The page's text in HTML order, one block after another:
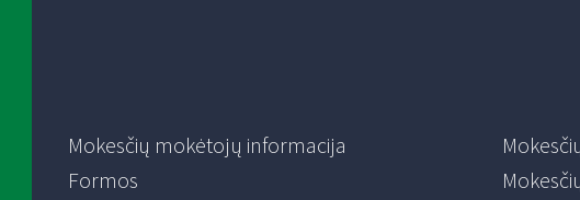
Mokesčių mokėtojų informacija
Formos